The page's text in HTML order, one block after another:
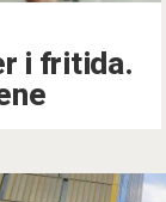
i fritida.